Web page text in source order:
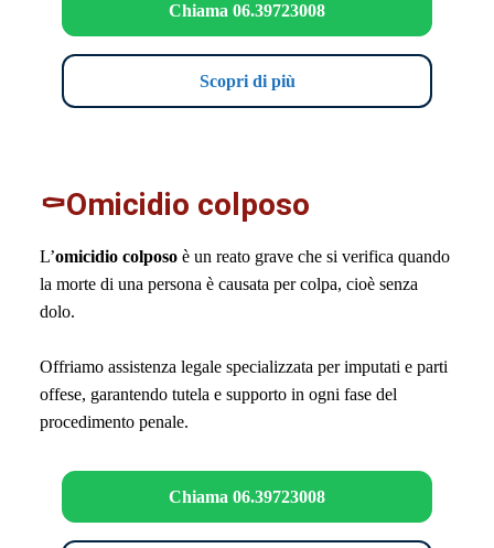
Chiama 06.39723008
Scopri di più
⚰️Omicidio colposo
L’omicidio colposo è un reato grave che si verifica quando
la morte di una persona è causata per colpa, cioè senza
dolo.
Offriamo assistenza legale specializzata per imputati e parti
offese, garantendo tutela e supporto in ogni fase del
procedimento penale.
Chiama 06.39723008